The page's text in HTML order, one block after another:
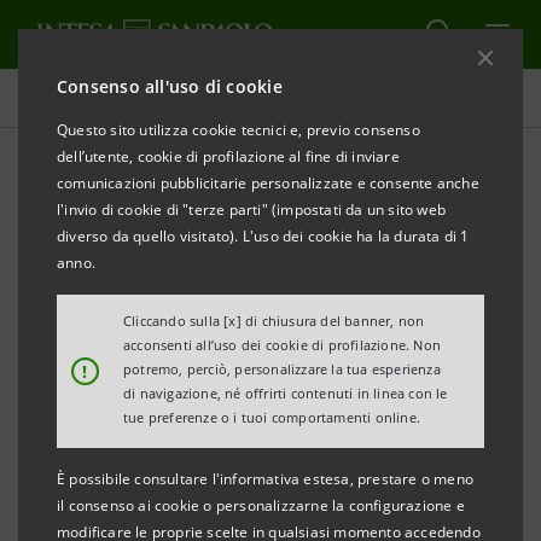
Consenso all'uso di cookie
Questo sito utilizza cookie tecnici e, previo consenso
dell’utente, cookie di profilazione al fine di inviare
comunicazioni pubblicitarie personalizzate e consente anche
l'invio di cookie di "terze parti" (impostati da un sito web
diverso da quello visitato). L'uso dei cookie ha la durata di 1
anno.
!
Cliccando sulla [x] di chiusura del banner, non
acconsenti all’uso dei cookie di profilazione. Non
potremo, perciò, personalizzare la tua esperienza
di navigazione, né offrirti contenuti in linea con le
tue preferenze o i tuoi comportamenti online.
È possibile consultare l'informativa estesa, prestare o meno
il consenso ai cookie o personalizzarne la configurazione e
modificare le proprie scelte in qualsiasi momento accedendo
Comunicati stampa
STAMPA AGGIORNA
INTESA SANPAOLO: IMI CIB PARTECIPA A UNA
DELLE PRINCIPALI OPERAZIONI SOLARI IN UK
di euro per Enviromena
La Divisione IMI Corporate & Investment
Banking conferma il proprio ruolo nel
sostegno alla transizione energetica e alle
infrastrutture strategiche internazionali
Nicola Doninelli: “Nel Regno Unito